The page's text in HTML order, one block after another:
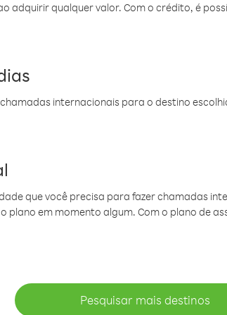
adquirir qualquer valor. Com o crédito, é
internacionais para o destino
que você precisa para fazer chamadas
plano em momento algum. Com o plano de
Pesquisar mais destinos